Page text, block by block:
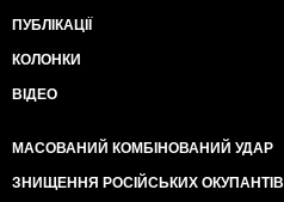
ПУБЛІКАЦІЇ
КОЛОНКИ
ВІДЕО
МАСОВАНИЙ КОМБІНОВАНИЙ УДАР
ЗНИЩЕННЯ РОСІЙСЬКИХ ОКУПАНТІВ